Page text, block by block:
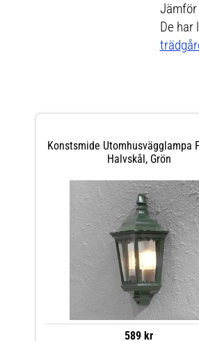
Jämför
De har
Konstsmide Utomhusvägglampa
Halvskål, Grön
589 kr